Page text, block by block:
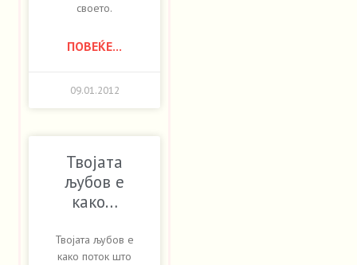
своето.
ПОВЕЌЕ...
09.01.2012
Твојата
љубов е
како…
Твојата љубов е
како поток што